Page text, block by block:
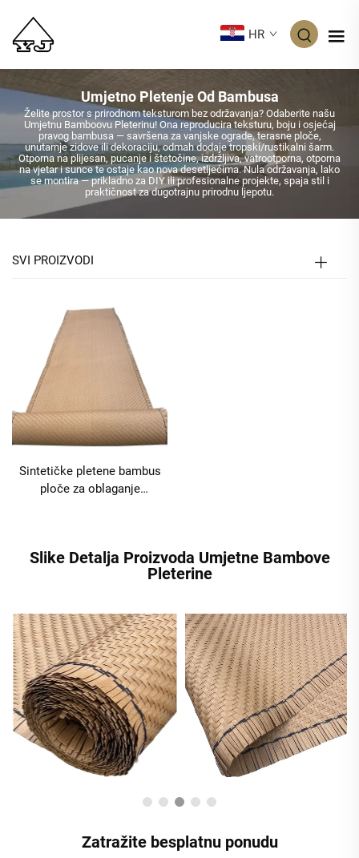
HR
Umjetno Pletenje Od Bambusa
Želite prostor s prirodnom teksturom bez održavanja? Odaberite našu
Umjetnu Bamboovu Pleterinu! Ona reproducira teksturu, boju i osjećaj
pravog bambusa — savršena za vanjske ograde, terasne ploče,
unutarnje zidove ili dekoraciju, odmah dodaje tropski/rustikalni šarm.
Otporna na plijesan, pucanje i štetočine, izdržljiva, vatrootporna, otporna
na vjetar i sunce te ostaje kao nova desetljećima. Nula održavanja, lako
se montira — prikladno za DIY ili profesionalne projekte, spaja stil i
praktičnost za dugotrajnu prirodnu ljepotu.
SVI PROIZVODI
Sintetičke pletene bambus
ploče za oblaganje
Slike Detalja Proizvoda Umjetne Bambove
Pleterine
Zatražite besplatnu ponudu